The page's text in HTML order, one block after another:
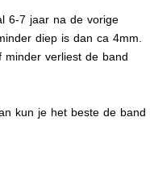
6-7 jaar na de vorige
diep is dan ca 4mm.
minder verliest de band
kun je het beste de band